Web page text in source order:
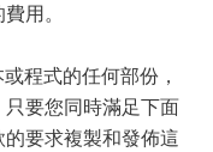
用。
程式的任何部份，
要您同時滿足下面
要求複製和發佈這